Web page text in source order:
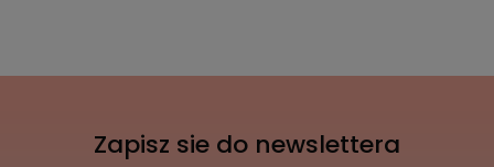
Zapisz sie do newslettera